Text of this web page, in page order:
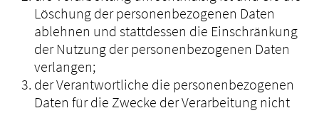
Löschung der personenbezogenen Daten
ablehnen und stattdessen die Einschränkung
der Nutzung der personenbezogenen Daten
verlangen;
der Verantwortliche die personenbezogenen
Daten für die Zwecke der Verarbeitung nicht